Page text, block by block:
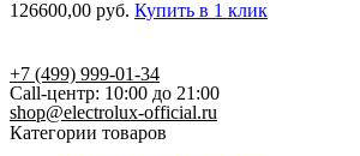
126600,00 руб. Купить в 1 клик
+7 (499) 999-01-34
Call-центр: 10:00 до 21:00
shop@electrolux-official.ru
Категории товаров